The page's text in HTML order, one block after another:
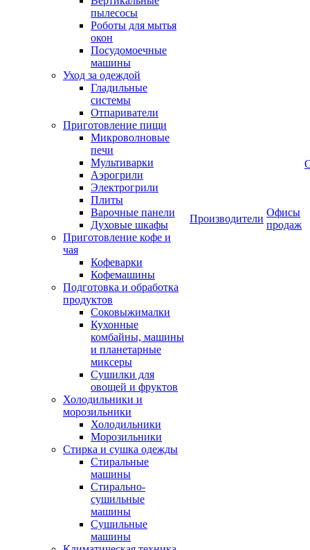
пылесосы
Роботы для мытья
окон
Посудомоечные
машины
Уход за одеждой
Гладильные
системы
Отпариватели
Приготовление пищи
Микроволновые
печи
Мультиварки
Аэрогрили
Электрогрили
Плиты
Варочные панели
Духовые шкафы
Приготовление кофе и
чая
Кофеварки
Кофемашины
Подготовка и обработка
продуктов
Соковыжималки
Кухонные
комбайны, машины
и планетарные
миксеры
Сушилки для
овощей и фруктов
Холодильники и
морозильники
Холодильники
Морозильники
Стирка и сушка одежды
Стиральные
машины
Стирально-
сушильные
машины
Сушильные
машины
Производители
Офисы
продаж